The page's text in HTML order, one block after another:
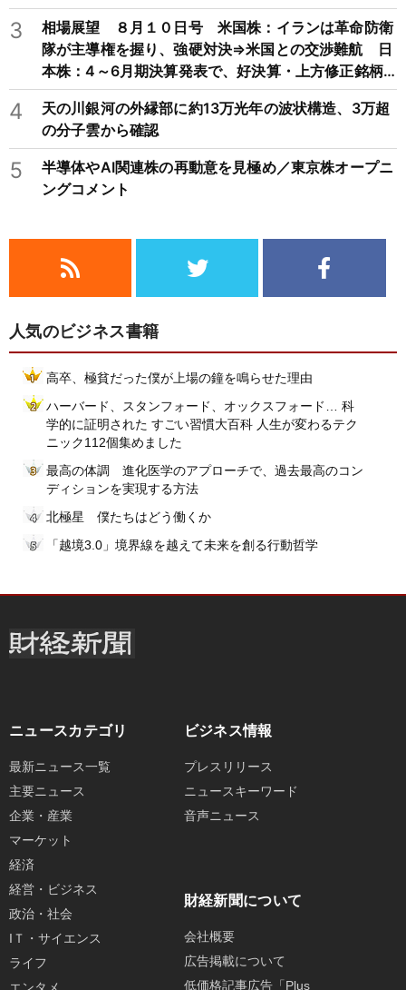
3
相場展望 ８月１０日号 米国株：イランは革命防衛
隊が主導権を握り、強硬対決⇒米国との交渉難航 日
本株：4～6月期決算発表で、好決算・上方修正銘柄
が軒並み買われる展開
4
天の川銀河の外縁部に約13万光年の波状構造、3万超
の分子雲から確認
5
半導体やAI関連株の再動意を見極め／東京株オープニ
ングコメント
人気のビジネス書籍
高卒、極貧だった僕が上場の鐘を鳴らせた理由
ハーバード、スタンフォード、オックスフォード… 科
学的に証明された すごい習慣大百科 人生が変わるテク
ニック112個集めました
最高の体調 進化医学のアプローチで、過去最高のコン
ディションを実現する方法
北極星 僕たちはどう働くか
「越境3.0」境界線を越えて未来を創る行動哲学
ニュースカテゴリ
最新ニュース一覧
主要ニュース
企業・産業
マーケット
経済
経営・ビジネス
政治・社会
IＴ・サイエンス
ライフ
ビジネス情報
プレスリリース
ニュースキーワード
音声ニュース
財経新聞について
会社概要
広告掲載について
低価格記事広告「Plus